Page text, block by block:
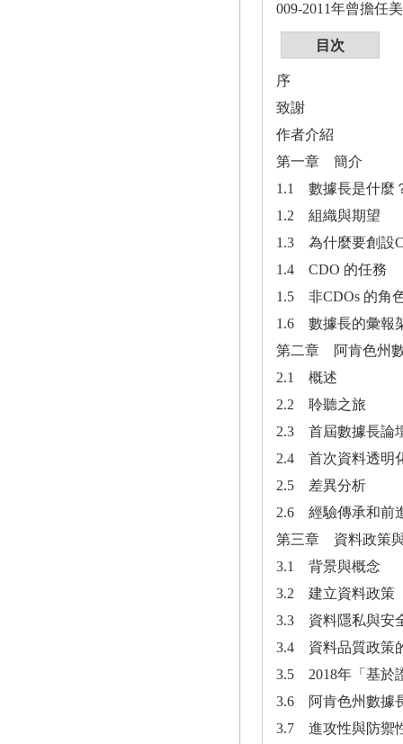
009-2011年曾擔任
目次
序
致謝
作者介紹
第一章 簡介
1.1 數據長是什麼
1.2 組織與期望
1.3 為什麼要創設
1.4 CDO 的任務
1.5 非CDOs 的角
1.6 數據長的彙報
第二章 阿肯色州
2.1 概述
2.2 聆聽之旅
2.3 首屆數據長論
2.4 首次資料透明
2.5 差異分析
2.6 經驗傳承和前
第三章 資料政策
3.1 背景與概念
3.2 建立資料政策
3.3 資料隱私與安
3.4 資料品質政策
3.5 2018年「基於
3.6 阿肯色州數據
3.7 進攻性與防禦